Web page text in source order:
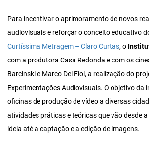
Para incentivar o aprimoramento de novos
audiovisuais e reforçar o conceito educativo
Curtíssima Metragem – Claro Curtas, o
com a produtora Casa Redonda e com os
Barcinski e Marco Del Fiol, a realização do
Experimentações Audiovisuais. O objetivo da
oficinas de produção de vídeo a diversas
atividades práticas e teóricas que vão desde
ideia até a captação e a edição de imagens.